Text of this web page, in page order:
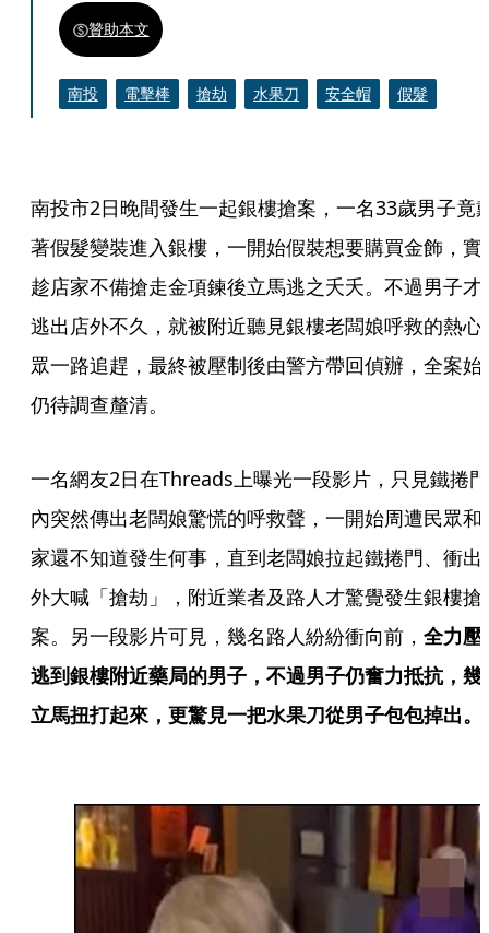
贊助本文
南投 電擊棒 搶劫 水果刀 安全帽 假髮
南投市2日晚間發生一起銀樓搶案，一名33歲男子竟
著假髮變裝進入銀樓，一開始假裝想要購買金飾，實
趁店家不備搶走金項鍊後立馬逃之夭夭。不過男子才
逃出店外不久，就被附近聽見銀樓老闆娘呼救的熱心
眾一路追趕，最終被壓制後由警方帶回偵辦，全案始
仍待調查釐清。
一名網友2日在Threads上曝光一段影片，只見鐵捲門
內突然傳出老闆娘驚慌的呼救聲，一開始周遭民眾和
家還不知道發生何事，直到老闆娘拉起鐵捲門、衝出
外大喊「搶劫」，附近業者及路人才驚覺發生銀樓搶
案。另一段影片可見，幾名路人紛紛衝向前， 全力壓
逃到銀樓附近藥局的男子，不過男子仍奮力抵抗，幾
立馬扭打起來，更驚見一把水果刀從男子包包掉出。